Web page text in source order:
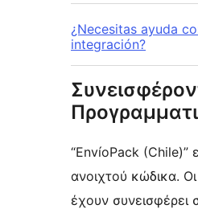
¿Necesitas ayuda
integración?
“EnvíoPack (Chile)”
ανοιχτού κώδικα.
έχουν συνεισφέρει